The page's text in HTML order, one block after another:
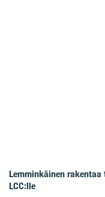
Lemminkäinen
LCC:lle